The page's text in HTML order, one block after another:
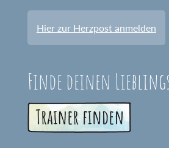
Hier zur Herzpost anmelden
Finde deinen